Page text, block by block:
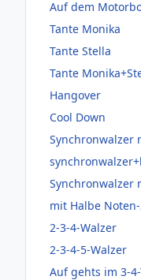
Auf dem
Tante Monika
Tante Stella
Tante
Hangover
Cool Down
Synchronwalzer
Synchronwalzer
mit Halbe
2-3-4-Walzer
2-3-4-5-Walzer
Auf gehts im 3-